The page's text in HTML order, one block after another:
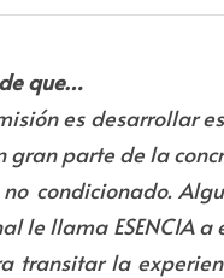
que…
es desarrollar
parte de la
condicionado.
le llama ESENCIA
transitar la